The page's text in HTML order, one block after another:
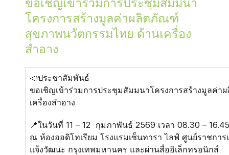
โครงการสร้างมูลค่าผลิตภัณฑ์
สุขภาพนวัตกรรมไทย ด้านเครื่อง
สำอาง
📣ประชาสัมพันธ์
ขอเชิญเข้าร่วมการประชุมสัมมนาโครงการสร้างมูลค่
เครื่องสำอาง
📍ในวันที่ 11 – 12 กุมภาพันธ์ 2569 เวลา 08.30 –
ณ ห้องออดิโทเรียม โรงแรมเซ็นทารา ไลฟ์ ศูนย์ราชกา
แจ้งวัฒนะ กรุงเทพมหานคร และผ่านสื่ออิเล็กทรอนิกส์